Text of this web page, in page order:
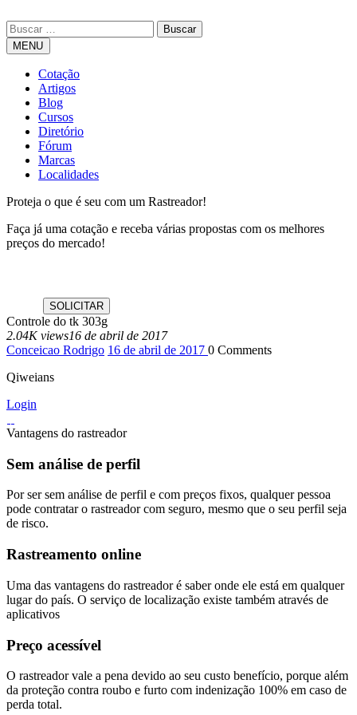
MENU
Cotação
Artigos
Blog
Cursos
Diretório
Fórum
Marcas
Localidades
Proteja o que é seu com um Rastreador!
Faça já uma cotação e receba várias propostas com os melhores
preços do mercado!
Controle do tk 303g
2.04K views16 de abril de 2017
Conceicao Rodrigo 16 de abril de 2017 0 Comments
Qiweians
Login
Vantagens do rastreador
Sem análise de perfil
Por ser sem análise de perfil e com preços fixos, qualquer pessoa
pode contratar o rastreador com seguro, mesmo que o seu perfil seja
de risco.
Rastreamento online
Uma das vantagens do rastreador é saber onde ele está em qualquer
lugar do país. O serviço de localização existe também através de
aplicativos
Preço acessível
O rastreador vale a pena devido ao seu custo benefício, porque além
da proteção contra roubo e furto com indenização 100% em caso de
perda total.